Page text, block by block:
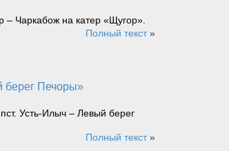
Чаркабож на катер «Щугор».
Полный текст»
Усть-Илыч – Левый берег
Полный текст»